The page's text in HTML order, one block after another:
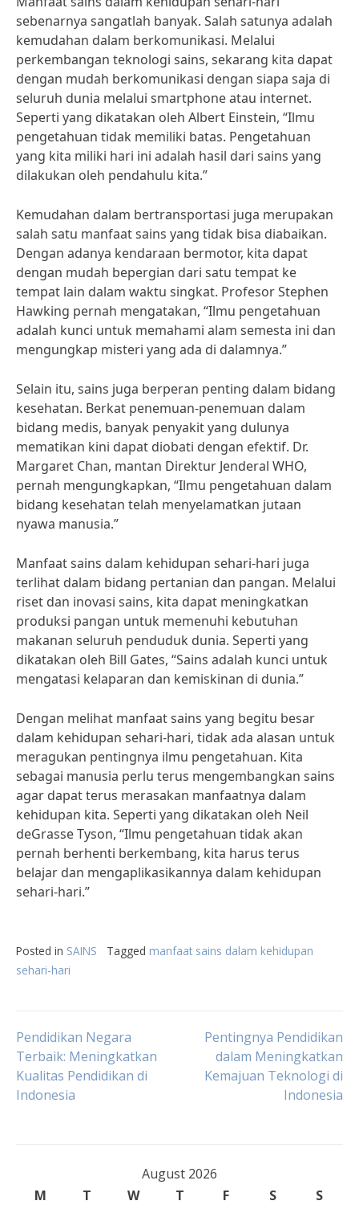
sebenarnya sangatlah banyak. Salah satunya adalah
kemudahan dalam berkomunikasi. Melalui
perkembangan teknologi sains, sekarang kita dapat
dengan mudah berkomunikasi dengan siapa saja di
seluruh dunia melalui smartphone atau internet.
Seperti yang dikatakan oleh Albert Einstein, “Ilmu
pengetahuan tidak memiliki batas. Pengetahuan
yang kita miliki hari ini adalah hasil dari sains yang
dilakukan oleh pendahulu kita.”
Kemudahan dalam bertransportasi juga merupakan
salah satu manfaat sains yang tidak bisa diabaikan.
Dengan adanya kendaraan bermotor, kita dapat
dengan mudah bepergian dari satu tempat ke
tempat lain dalam waktu singkat. Profesor Stephen
Hawking pernah mengatakan, “Ilmu pengetahuan
adalah kunci untuk memahami alam semesta ini dan
mengungkap misteri yang ada di dalamnya.”
Selain itu, sains juga berperan penting dalam bidang
kesehatan. Berkat penemuan-penemuan dalam
bidang medis, banyak penyakit yang dulunya
mematikan kini dapat diobati dengan efektif. Dr.
Margaret Chan, mantan Direktur Jenderal WHO,
pernah mengungkapkan, “Ilmu pengetahuan dalam
bidang kesehatan telah menyelamatkan jutaan
nyawa manusia.”
Manfaat sains dalam kehidupan sehari-hari juga
terlihat dalam bidang pertanian dan pangan. Melalui
riset dan inovasi sains, kita dapat meningkatkan
produksi pangan untuk memenuhi kebutuhan
makanan seluruh penduduk dunia. Seperti yang
dikatakan oleh Bill Gates, “Sains adalah kunci untuk
mengatasi kelaparan dan kemiskinan di dunia.”
Dengan melihat manfaat sains yang begitu besar
dalam kehidupan sehari-hari, tidak ada alasan untuk
meragukan pentingnya ilmu pengetahuan. Kita
sebagai manusia perlu terus mengembangkan sains
agar dapat terus merasakan manfaatnya dalam
kehidupan kita. Seperti yang dikatakan oleh Neil
deGrasse Tyson, “Ilmu pengetahuan tidak akan
pernah berhenti berkembang, kita harus terus
belajar dan mengaplikasikannya dalam kehidupan
sehari-hari.”
Posted in SAINS Tagged manfaat sains dalam kehidupan
sehari-hari
Post
navigation
Pendidikan Negara
Terbaik: Meningkatkan
Kualitas Pendidikan di
Indonesia
Pentingnya Pendidikan
dalam Meningkatkan
Kemajuan Teknologi di
Indonesia
August 2026
M
T W T F S S